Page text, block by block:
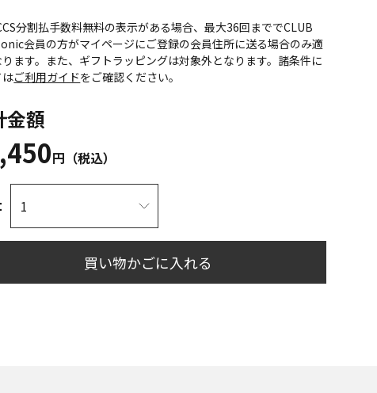
分割払手数料無料の表示がある場合、最大36回まででCLUB
会員の方がマイページにご登録の会員住所に送る場合のみ適
ます。また、ギフトラッピングは対象外となります。諸条件に
ご利用ガイドをご確認ください。
金額
円（税込）
買い物かごに入れる